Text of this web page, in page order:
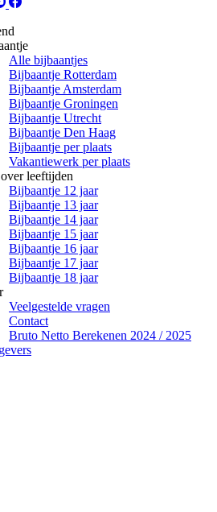
Alle bijbaantjes
Bijbaantje Rotterdam
Bijbaantje Amsterdam
Bijbaantje Groningen
Bijbaantje Utrecht
Bijbaantje Den Haag
Bijbaantje per plaats
Vakantiewerk per plaats
leeftijden
Bijbaantje 12 jaar
Bijbaantje 13 jaar
Bijbaantje 14 jaar
Bijbaantje 15 jaar
Bijbaantje 16 jaar
Bijbaantje 17 jaar
Bijbaantje 18 jaar
Veelgestelde vragen
Contact
Bruto Netto Berekenen 2024 / 2025